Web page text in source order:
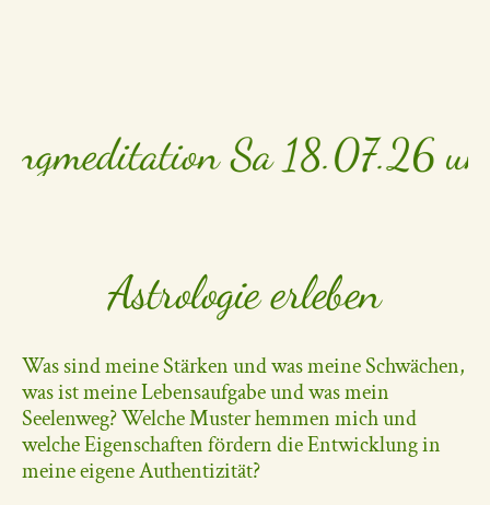
Sa 18.07.26
Astrologie erleben
Was sind meine Stärken und was meine Schwächen,
was ist meine Lebensaufgabe und was mein
Seelenweg? Welche Muster hemmen mich und
welche Eigenschaften fördern die Entwicklung in
meine eigene Authentizität?